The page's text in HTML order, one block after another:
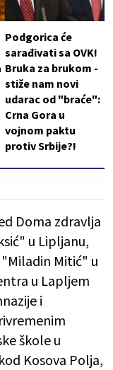
Podgorica će
sarađivati sa OVK!
Bruka za brukom -
stiže nam novi
udarac od "braće":
Crna Gora u
vojnom paktu
protiv Srbije?!
Doma zdravlja
u Lipljanu,
"Miladin Mitić" u
u Lapljem
i
škole u
Kosova Polja,